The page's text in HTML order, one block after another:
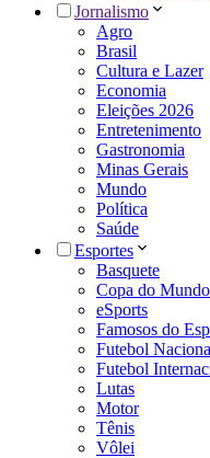
Jornalismo
Agro
Brasil
Cultura e Lazer
Economia
Eleições 2026
Entretenimento
Gastronomia
Minas Gerais
Mundo
Política
Saúde
Esportes
Basquete
Copa do Mundo
eSports
Famosos do
Futebol
Futebol
Lutas
Motor
Tênis
Vôlei